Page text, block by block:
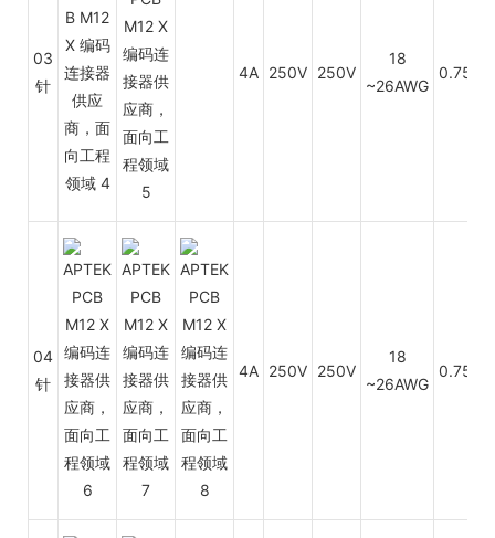
03
针
4A 250V 250V
18
~26AWG
04
针
4A 250V 250V
18
~26AWG